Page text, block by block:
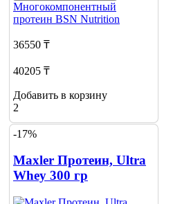
Многокомпонентный
протеин BSN Nutrition
36550 ₸
40205 ₸
Добавить в корзину
2
-17%
Maxler Протеин, Ultra
Whey 300 гр